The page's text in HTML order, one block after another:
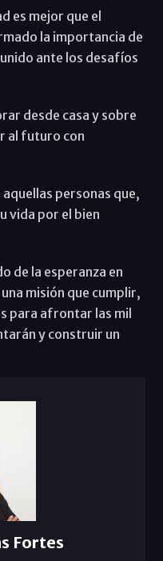
es mejor que el
la importancia de
ante los desafíos
desde casa y sobre
al futuro con
personas que,
vida por el bien
de la esperanza en
misión que cumplir,
para afrontar las mil
y construir un
Fortes